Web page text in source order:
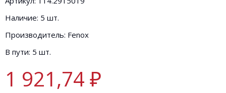
Наличие: 5 шт.
Производитель: Fenox
В пути: 5 шт.
1 921,74 ₽